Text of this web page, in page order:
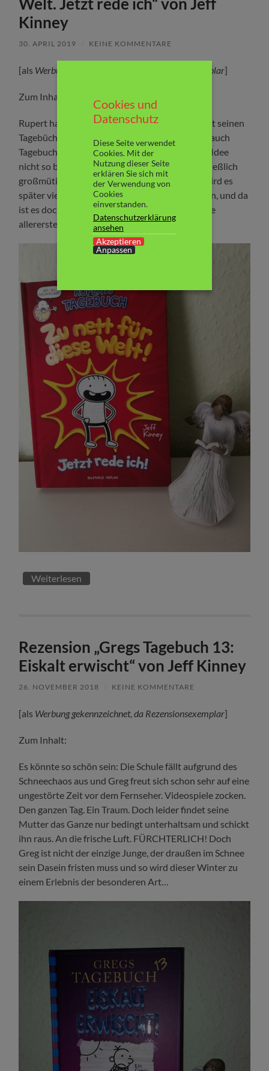
Kinney
30. APRIL 2019 KEINE KOMMENTARE
[als Werbung gekennzeichnet, da Rezensionsexemplar]
Zum Inhalt:
Rupert hat lange genug zugesehen, wie Greg mit seinen
Tagebüchern erfolgreich ist. Also beschließt er, auch
Tagebuch zu schreiben. Doch Greg findet diese Idee
nicht so besonders gut und erlaubt Rupert schließlich
großmütig, über ihn zu schreiben. Schließlich wird es
später viele berühmte Biografien über ihn geben, und da
ist es doch sinnvoll, wenn sein bester Freund die
allererste Biografie von Greg verewigt…
Weiterlesen
Rezension „Gregs Tagebuch 13:
Eiskalt erwischt“ von Jeff Kinney
26. NOVEMBER 2018 KEINE KOMMENTARE
[als Werbung gekennzeichnet, da Rezensionsexemplar]
Zum Inhalt:
Es könnte so schön sein: Die Schule fällt aufgrund des
Schneechaos aus und Greg freut sich schon sehr auf eine
ungestörte Zeit vor dem Fernseher. Videospiele zocken.
Den ganzen Tag. Ein Traum. Doch leider findet seine
Mutter das Ganze nur bedingt unterhaltsam und schickt
ihn raus. An die frische Luft. FÜRCHTERLICH! Doch
Greg ist nicht der einzige Junge, der draußen im Schnee
sein Dasein fristen muss und so wird dieser Winter zu
einem Erlebnis der besonderen Art…
Cookies und
Datenschutz
Diese Seite verwendet
Cookies. Mit der
Nutzung dieser Seite
erklären Sie sich mit
der Verwendung von
Cookies
einverstanden.
Datenschutzerklärung
ansehen
Akzeptieren
Anpassen